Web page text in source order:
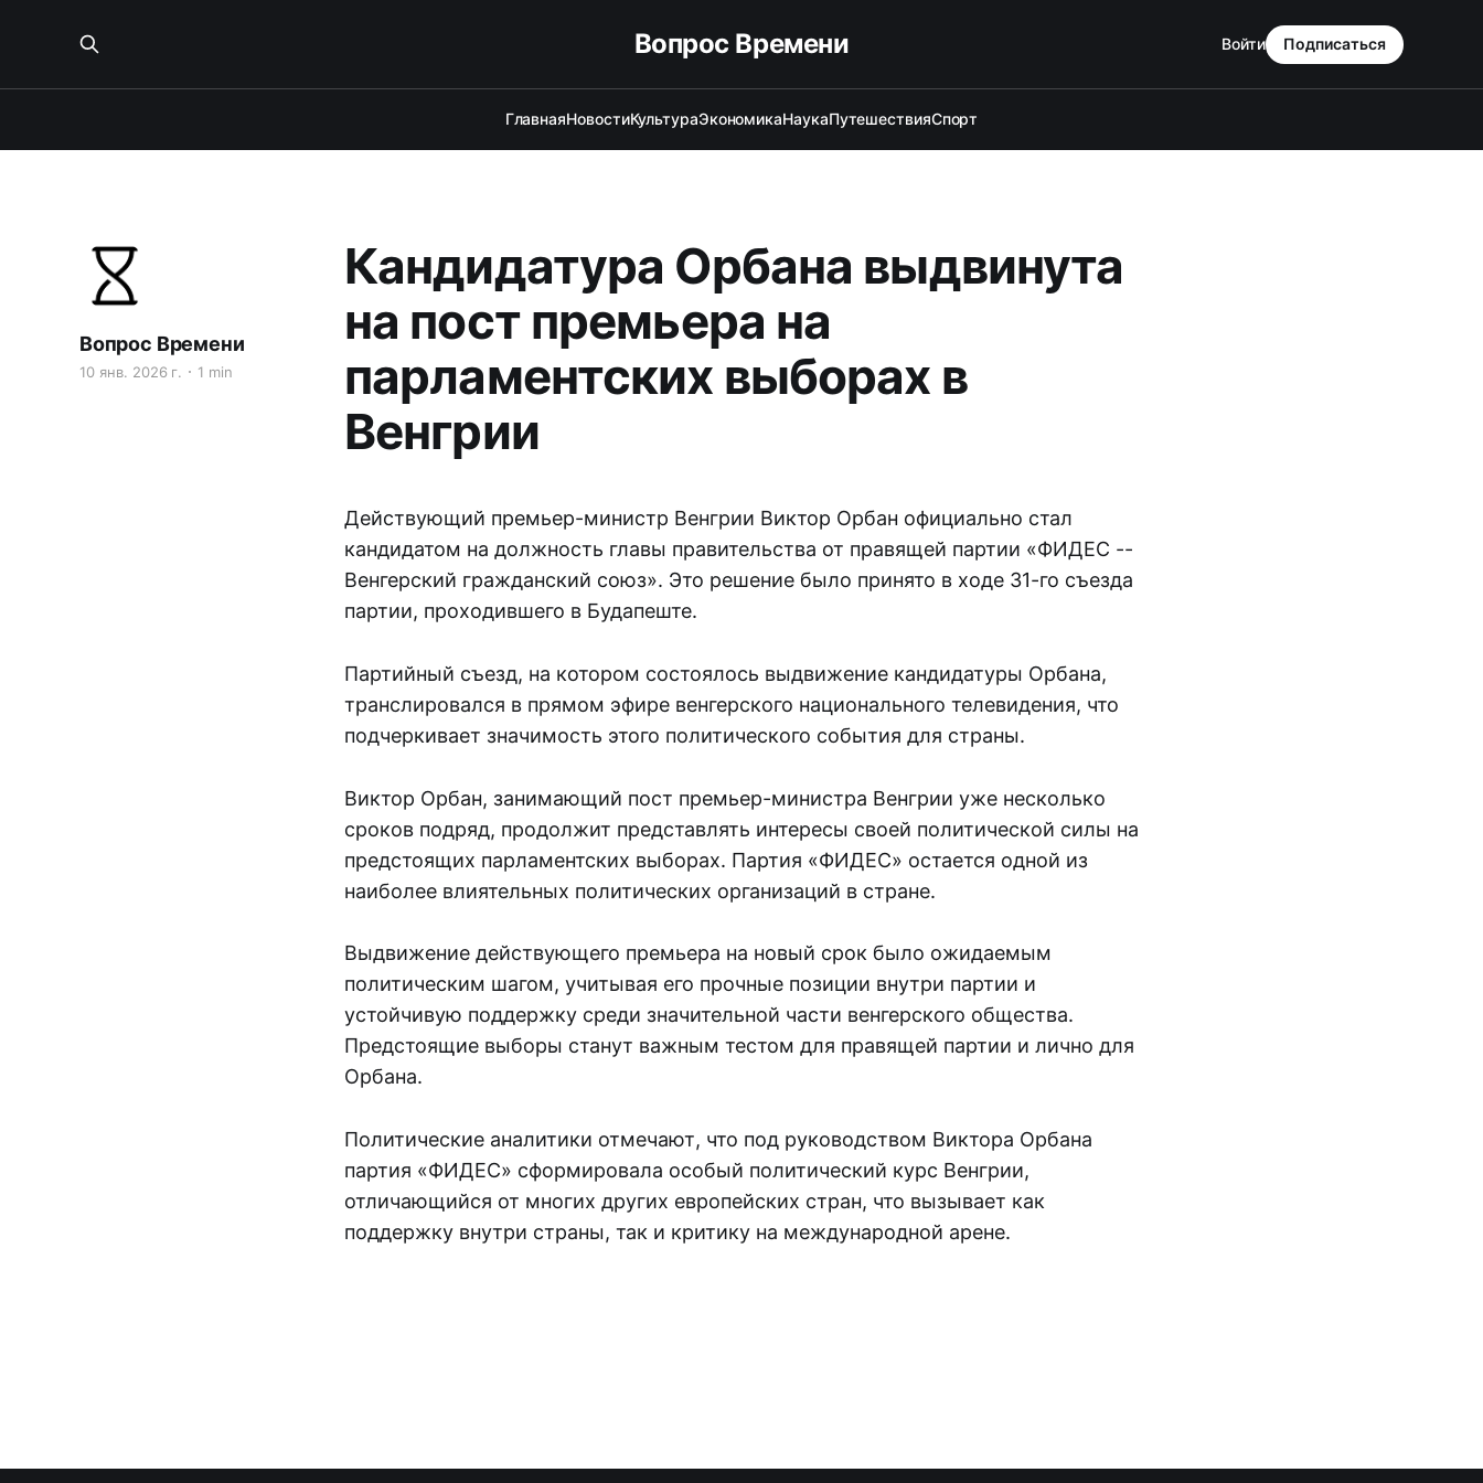
Вопрос Времени
ГлавнаяНовостиКультураЭкономикаНаукаПутешествияСпорт
Войти Подписаться
Кандидатура Орбана выдвинута
на пост премьера на
парламентских выборах в
Венгрии
Вопрос Времени
10 янв. 2026 г. 1 min
Действующий премьер-министр Венгрии Виктор Орбан официально стал
кандидатом на должность главы правительства от правящей партии «ФИДЕС --
Венгерский гражданский союз». Это решение было принято в ходе 31-го съезда
партии, проходившего в Будапеште.
Партийный съезд, на котором состоялось выдвижение кандидатуры Орбана,
транслировался в прямом эфире венгерского национального телевидения, что
подчеркивает значимость этого политического события для страны.
Виктор Орбан, занимающий пост премьер-министра Венгрии уже несколько
сроков подряд, продолжит представлять интересы своей политической силы на
предстоящих парламентских выборах. Партия «ФИДЕС» остается одной из
наиболее влиятельных политических организаций в стране.
Выдвижение действующего премьера на новый срок было ожидаемым
политическим шагом, учитывая его прочные позиции внутри партии и
устойчивую поддержку среди значительной части венгерского общества.
Предстоящие выборы станут важным тестом для правящей партии и лично для
Орбана.
Политические аналитики отмечают, что под руководством Виктора Орбана
партия «ФИДЕС» сформировала особый политический курс Венгрии,
отличающийся от многих других европейских стран, что вызывает как
поддержку внутри страны, так и критику на международной арене.